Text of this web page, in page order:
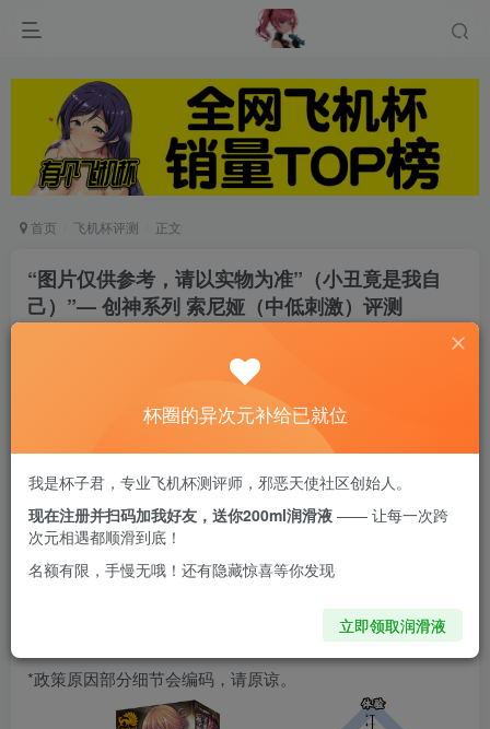
首页 飞机杯评测 正文
“图片仅供参考，请以实物为准”（小丑竟是我自
己）”— 创神系列 索尼娅（中低刺激）评测
*文章的内容应尽可能客观。由于个人体质不同，
操作体验会因人而异，效果无法保证。
*手工测量会有误差，图文数据仅供参考，不作标
*政策原因部分细节会编码，请原谅。
杯圈的异次元补给已就位
我是杯子君，专业飞机杯测评师，邪恶天使社区创始人。
现在注册并扫码加我好友，送你200ml润滑液 —— 让每一次跨
次元相遇都顺滑到底！
名额有限，手慢无哦！还有隐藏惊喜等你发现
立即领取润滑液